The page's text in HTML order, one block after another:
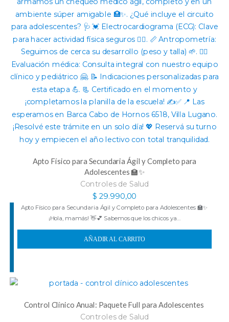
Apto Físico para Secundaria Ágil y Completo para
Adolescentes 🏫✨
Controles de Salud
$ 29.990,00
Apto Físico para Secundaria Ágil y Completo para Adolescentes 🏫✨
¡Hola, mamás! 👋💕 Sabemos que los chicos ya…
AÑADIR AL CARRITO
Control Clínico Anual: Paquete Full para Adolescentes
Controles de Salud